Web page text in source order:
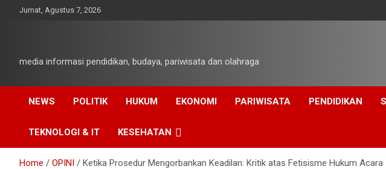
Jumat, Agustus 7, 2026
media informasi pendidikan, budaya, pariwisata dan olahraga
NEWS POLITIK HUKUM EKONOMI PARIWISATA PENDIDIKAN
TEKNOLOGI & IT KESEHATAN
Home OPINI Ketika Prosedur Mengorbankan Keadilan: Kritik atas Fetisisme Hukum Acara